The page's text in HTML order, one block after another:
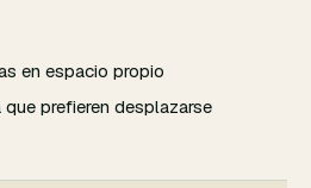
en espacio propio
prefieren desplazarse